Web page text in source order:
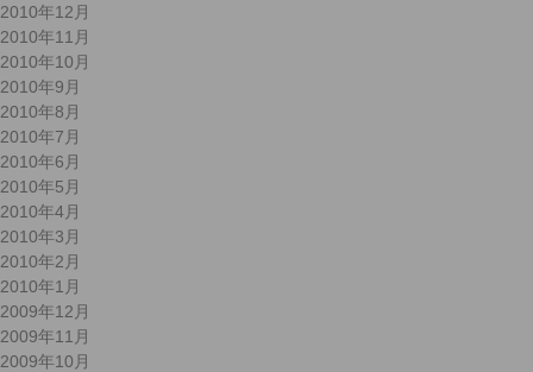
2010年12月
2010年11月
2010年10月
2010年9月
2010年8月
2010年7月
2010年6月
2010年5月
2010年4月
2010年3月
2010年2月
2010年1月
2009年12月
2009年11月
2009年10月